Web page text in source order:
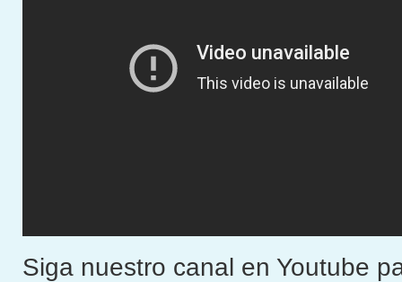
Siga nuestro canal en Youtube